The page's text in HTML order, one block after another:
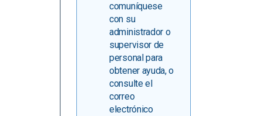
comuníquese
con su
administrador o
supervisor de
personal para
obtener ayuda, o
consulte el
correo
electrónico